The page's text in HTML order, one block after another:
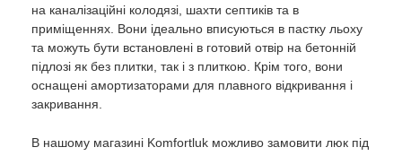
на каналізаційні колодязі, шахти септиків та в
приміщеннях. Вони ідеально вписуються в пастку льоху
та можуть бути встановлені в готовий отвір на бетонній
підлозі як без плитки, так і з плиткою. Крім того, вони
оснащені амортизаторами для плавного відкривання і
закривання.
В нашому магазині Komfortluk можливо замовити люк під